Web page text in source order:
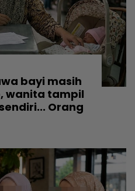
bayi masih
wanita tampil
Orang